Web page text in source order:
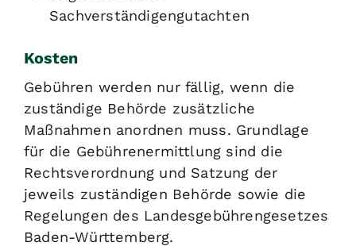
Sachverständigengutachten
Kosten
Gebühren werden nur fällig, wenn die
zuständige Behörde zusätzliche
Maßnahmen anordnen muss. Grundlage
für die Gebührenermittlung sind die
Rechtsverordnung und Satzung der
jeweils zuständigen Behörde sowie die
Regelungen des Landesgebührengesetzes
Baden-Württemberg.